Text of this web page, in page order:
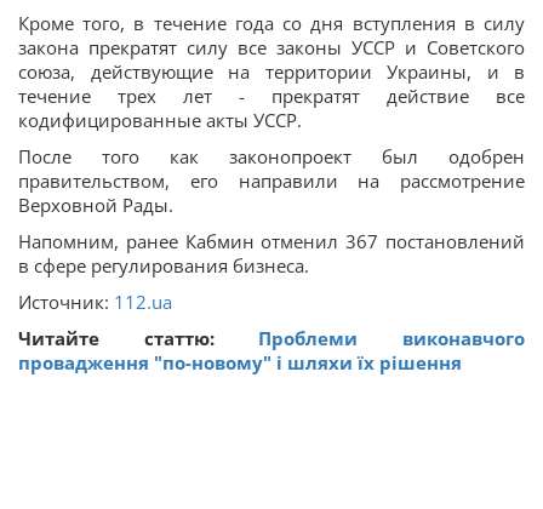
Кроме того, в течение года со дня вступления в силу
закона прекратят силу все законы УССР и Советского
союза, действующие на территории Украины, и в
течение трех лет - прекратят действие все
кодифицированные акты УССР.
После того как законопроект был одобрен
правительством, его направили на рассмотрение
Верховной Рады.
Напомним, ранее Кабмин отменил 367 постановлений
в сфере регулирования бизнеса.
Источник: 112.ua
Читайте статтю: Проблеми виконавчого
провадження "по-новому" і шляхи їх рішення